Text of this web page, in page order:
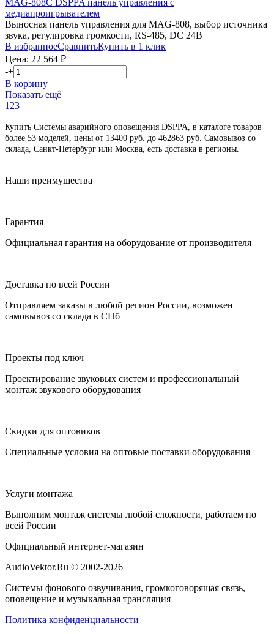
медиапроигрывателем
Выносная панель управления для MAG-808, выбор источника
звука, регулировка громкости, RS-485, DC 24В
В избранноеСравнитьКупить в 1 клик
Цена: 22 564 ₽
-+
В корзину
Показать ещё
1 23
Купить Cистемы аварийного оповещения DSPPA, в каталоге товаров
более 53 моделей, цены от 13400 руб. до 462863 руб. Cамовывоз со
склада, Санкт-Петербург или Москва, есть доставка в регионы.
Наши преимущества
Гарантия
Официальная гарантия на оборудование от производителя
Доставка по всей России
Отправляем заказы в любой регион России, возможен
самовывоз со склада в СПб
Проекты под ключ
Проектирование звуковых систем и профессиональный
монтаж звукового оборудования
Скидки для оптовиков
Специальные условия на оптовые поставки оборудования
Услуги монтажа
Выполним монтаж системы любой сложности, работаем по
всей России
Официальный интернет-магазин
AudioVektor.Ru © 2002-2026
Системы фонового озвучивания, громкоговорящая связь,
оповещение и музыкальная трансляция
Политика конфиденциальности